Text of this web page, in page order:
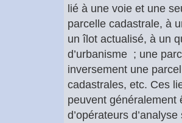
lié à une voie et une
parcelle cadastrale, à
un îlot actualisé, à un
d’urbanisme ; une
inversement une
cadastrales, etc. Ces
peuvent généralement
d’opérateurs